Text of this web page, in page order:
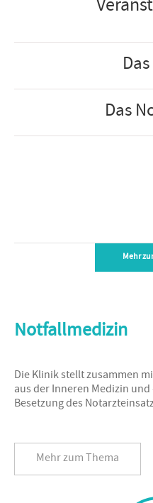
Das
Mehr
Notfallmedizin
Die Klinik stellt zusammen
aus der Inneren Medizin
Besetzung des
Mehr zum Thema